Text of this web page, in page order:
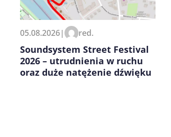
Zapamiętaj
05.08.2026| red.
Soundsystem Street Festival
2026 – utrudnienia w ruchu
oraz duże natężenie dźwięku